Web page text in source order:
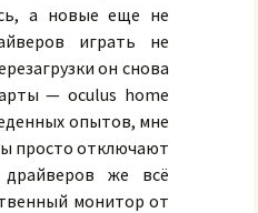
а новые еще не
играть не
он снова
— oculus home
опытов, мне
просто отключают
драйверов же всё
монитор от